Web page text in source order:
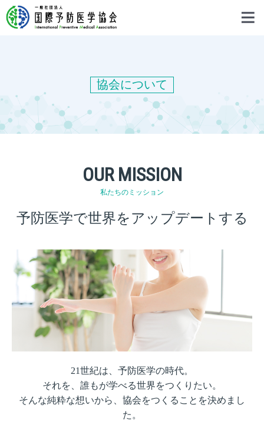
協会について
OUR MISSION
私たちのミッション
予防医学で世界をアップデートする
21世紀は、予防医学の時代。
それを、誰もが学べる世界をつくりたい。
そんな純粋な想いから、協会をつくることを決めまし
た。